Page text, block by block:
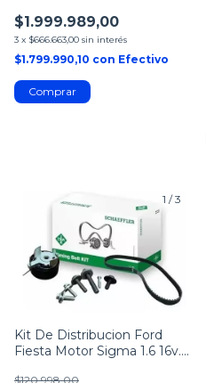
$1.999.989,00
3 x $666.663,00 sin interés
$1.799.990,10 con Efectivo
1 /3
Kit De Distribucion Ford
Fiesta Motor Sigma 1.6 16v.
$120.998,00